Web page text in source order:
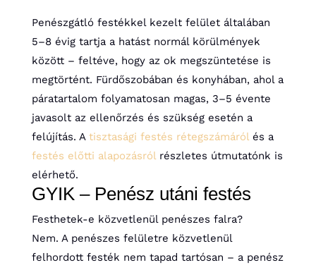
Penészgátló festékkel kezelt felület általában
5–8 évig tartja a hatást normál körülmények
között – feltéve, hogy az ok megszüntetése is
megtörtént. Fürdőszobában és konyhában, ahol a
páratartalom folyamatosan magas, 3–5 évente
javasolt az ellenőrzés és szükség esetén a
felújítás. A tisztasági festés rétegszámárólés a
festés előtti alapozásrólrészletes útmutatónk is
elérhető.
GYIK – Penész utáni festés
Festhetek-e közvetlenül penészes falra?
Nem. A penészes felületre közvetlenül
felhordott festék nem tapad tartósan – a penész